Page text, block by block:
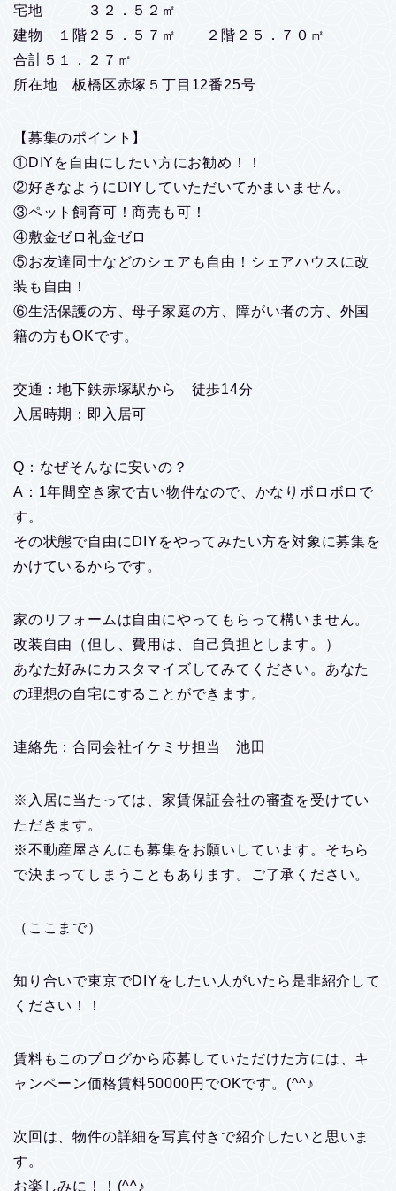
宅地 ３２．５２㎡
建物 １階２５．５７㎡ ２階２５．７０㎡
合計５１．２７㎡
所在地 板橋区赤塚５丁目12番25号
【募集のポイント】
①DIYを自由にしたい方にお勧め！！
②好きなようにDIYしていただいてかまいません。
③ペット飼育可！商売も可！
④敷金ゼロ礼金ゼロ
⑤お友達同士などのシェアも自由！シェアハウスに改
装も自由！
⑥生活保護の方、母子家庭の方、障がい者の方、外国
籍の方もOKです。
交通：地下鉄赤塚駅から 徒歩14分
入居時期：即入居可
Q：なぜそんなに安いの？
A：1年間空き家で古い物件なので、かなりボロボロで
す。
その状態で自由にDIYをやってみたい方を対象に募集を
かけているからです。
家のリフォームは自由にやってもらって構いません。
改装自由（但し、費用は、自己負担とします。）
あなた好みにカスタマイズしてみてください。あなた
の理想の自宅にすることができます。
連絡先：合同会社イケミサ担当 池田
※入居に当たっては、家賃保証会社の審査を受けてい
ただきます。
※不動産屋さんにも募集をお願いしています。そちら
で決まってしまうこともあります。ご了承ください。
（ここまで）
知り合いで東京でDIYをしたい人がいたら是非紹介して
ください！！
賃料もこのブログから応募していただけた方には、キ
ャンペーン価格賃料50000円でOKです。(^^♪
次回は、物件の詳細を写真付きで紹介したいと思いま
す。
お楽しみに！！(^^♪